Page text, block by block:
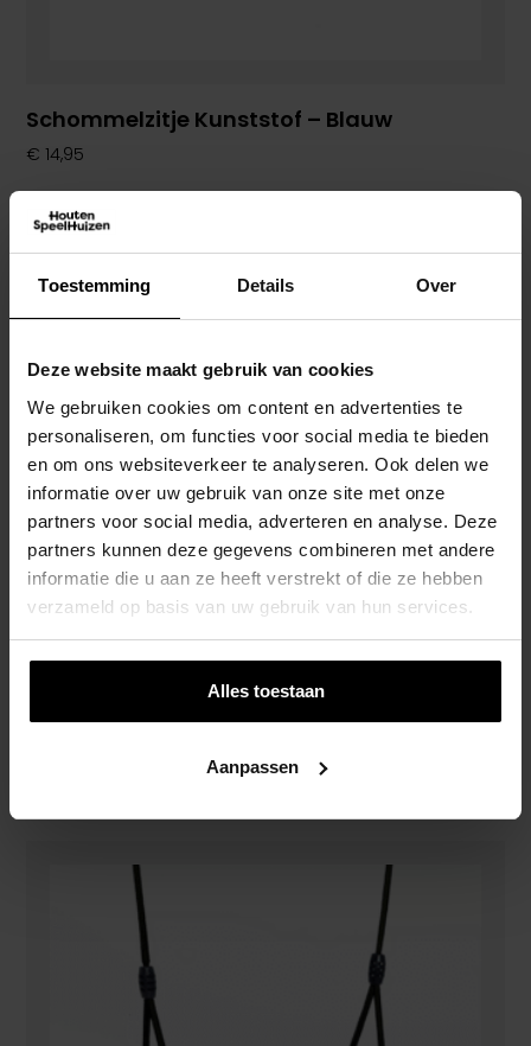
Toestemming Details Over
Deze website maakt gebruik van cookies
We gebruiken cookies om content en advertenties te
personaliseren, om functies voor social media te bieden
en om ons websiteverkeer te analyseren. Ook delen we
informatie over uw gebruik van onze site met onze
partners voor social media, adverteren en analyse. Deze
partners kunnen deze gegevens combineren met andere
informatie die u aan ze heeft verstrekt of die ze hebben
verzameld op basis van uw gebruik van hun services.
Alles toestaan
Aanpassen
Schommelzitje Kunststof – Blauw
€ 14,95